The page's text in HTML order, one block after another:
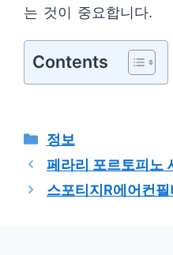
는 것이 중요합니다.
Contents
카
테
고
리
정보
페라리 포르토피노
스포티지R에어컨필